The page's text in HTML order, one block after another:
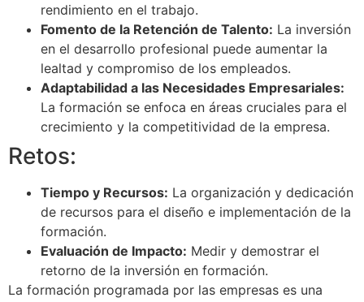
rendimiento en el trabajo.
Fomento de la Retención de Talento: La inversión
en el desarrollo profesional puede aumentar la
lealtad y compromiso de los empleados.
Adaptabilidad a las Necesidades Empresariales:
La formación se enfoca en áreas cruciales para el
crecimiento y la competitividad de la empresa.
Retos:
Tiempo y Recursos: La organización y dedicación
de recursos para el diseño e implementación de la
formación.
Evaluación de Impacto: Medir y demostrar el
retorno de la inversión en formación.
La formación programada por las empresas es una